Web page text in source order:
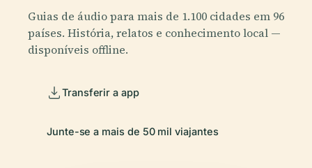
Guias de áudio para mais de 1.100 cidades em 96
países. História, relatos e conhecimento local —
disponíveis offline.
Transferir a app
Junte-se a mais de 50 mil viajantes